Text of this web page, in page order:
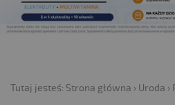
Tutaj jesteś: Strona główna › Uroda ›